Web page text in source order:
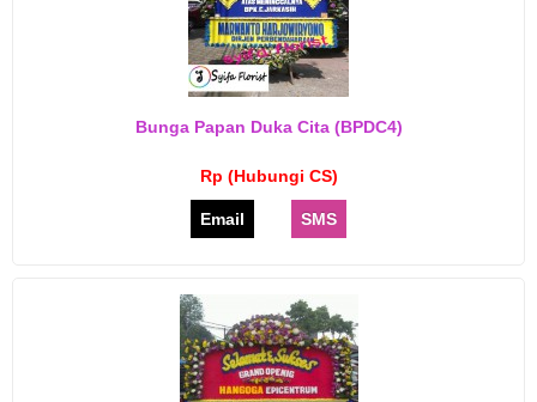
Bunga Papan Duka Cita (BPDC4)
Rp (Hubungi CS)
Email SMS